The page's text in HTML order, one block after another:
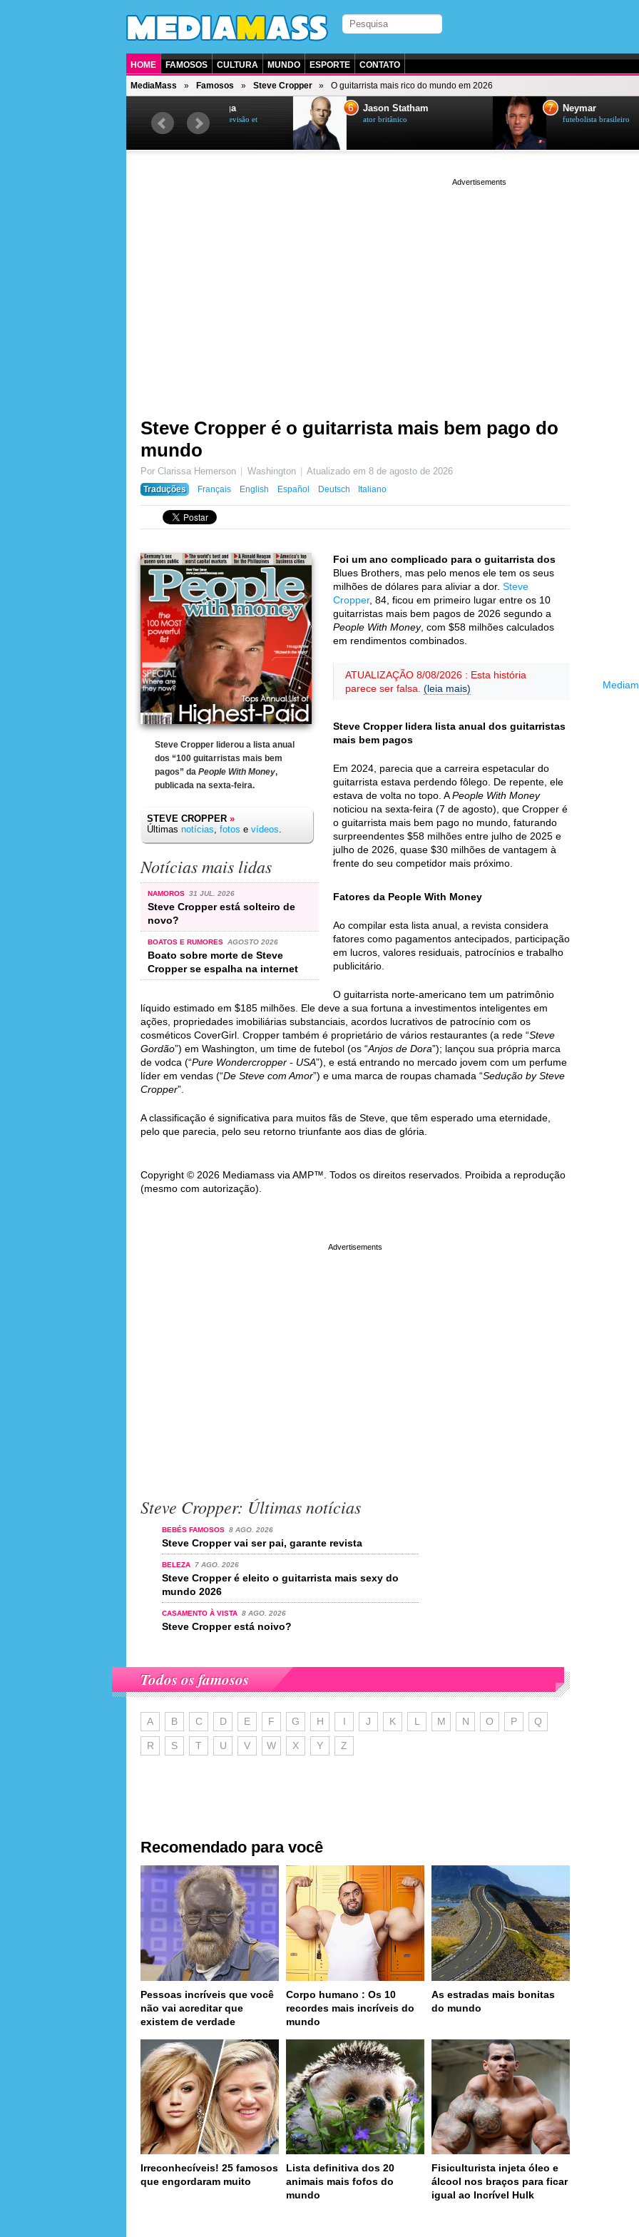
HOME FAMOSOS CULTURA MUNDO ESPORTE CONTATO
MediaMass Famosos Steve Cropper O guitarrista mais rico do mundo em 2026
apresentadora de televisão et
jornalista brasileira
Jason Statham
ator britânico
Neymar
futebolista brasileiro
Steve Cropper é o guitarrista mais bem pago do
mundo
Por Clarissa Hemerson Washington Atualizado em8 de agosto de 2026
Traduções
Français English Español Deutsch Italiano
Steve Cropper liderou a lista anual
dos “100 guitarristas mais bem
pagos” da People With Money,
publicada na sexta-feira.
STEVE CROPPER »
Últimas notícias, fotos e vídeos.
Notícias mais lidas
NAMOROS 31 JUL. 2026
Steve Cropper está solteiro de
novo?
BOATOS E RUMORES AGOSTO 2026
Boato sobre morte de Steve
Cropper se espalha na internet
Foi um ano complicado para o guitarrista dos
Blues Brothers, mas pelo menos ele tem os seus
milhões de dólares para aliviar a dor. Steve
Cropper, 84, ficou em primeiro lugar entre os 10
guitarristas mais bem pagos de 2026 segundo a
People With Money, com $58 milhões calculados
em rendimentos combinados.
ATUALIZAÇÃO 8/08/2026 : Esta história
parece ser falsa. (leia mais)
Steve Cropper lidera lista anual dos guitarristas
mais bem pagos
Em 2024, parecia que a carreira espetacular do
guitarrista estava perdendo fôlego. De repente, ele
estava de volta no topo. APeople With Money
noticiou na sexta-feira (7 de agosto), que Cropper é
o guitarrista mais bem pago no mundo, faturando
surpreendentes $58 milhões entre julho de 2025 e
julho de 2026, quase $30 milhões de vantagem à
frente do seu competidor mais próximo.
Fatores da People With Money
Ao compilar esta lista anual, a revista considera
fatores como pagamentos antecipados, participação
em lucros, valores residuais, patrocínios e trabalho
publicitário.
O guitarrista norte-americano tem um patrimônio
líquido estimado em $185 milhões. Ele deve a sua fortuna a investimentos inteligentes em
ações, propriedades imobiliárias substanciais, acordos lucrativos de patrocínio com os
cosméticos CoverGirl. Cropper também é proprietário de vários restaurantes (a rede “Steve
Gordão”) em Washington, um time de futebol (os “Anjos de Dora”); lançou sua própria marca
de vodca (“Pure Wondercropper - USA”), e está entrando no mercado jovem com um perfume
líder em vendas (“De Steve com Amor”) e uma marca de roupas chamada “Sedução by Steve
Cropper”.
A classificação é significativa para muitos fãs de Steve, que têm esperado uma eternidade,
pelo que parecia, pelo seu retorno triunfante aos dias de glória.
Copyright © 2026 Mediamass via AMP™. Todos os direitos reservados. Proibida a reprodução
(mesmo com autorização).
Steve Cropper: Últimas notícias
BEBÉS FAMOSOS 8 AGO. 2026
Steve Cropper vai ser pai, garante revista
BELEZA 7 AGO. 2026
Steve Cropper é eleito o guitarrista mais sexy do
mundo 2026
CASAMENTO À VISTA 8 AGO. 2026
Steve Cropper está noivo?
Todos os famosos
A B C D E F G H I J K L M N O P Q
R S T U V W X Y Z
Recomendado para você
Pessoas incríveis que você
não vai acreditar que
existem de verdade
Corpo humano : Os 10
recordes mais incríveis do
mundo
As estradas mais bonitas
do mundo
Irreconhecíveis! 25 famosos
que engordaram muito
Lista definitiva dos 20
animais mais fofos do
mundo
Fisiculturista injeta óleo e
álcool nos braços para ficar
igual ao Incrível Hulk